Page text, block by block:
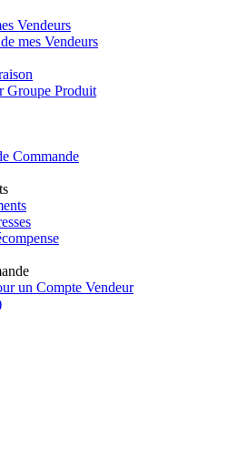
Vendeurs
mes Vendeurs
Groupe Produit
Commande
un Compte Vendeur